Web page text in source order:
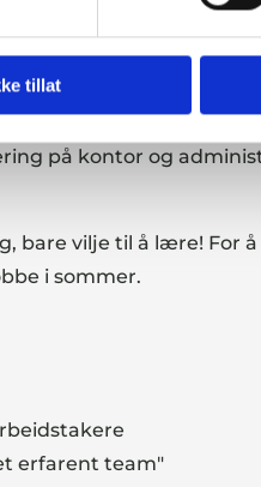
tillat
hotell
inne
omsorgsboliger
på kontor og
bare vilje til å lære! For
i sommer.
erfarent team"